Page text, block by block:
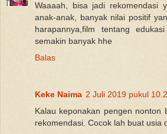
Waaaah, bisa jadi rekomendasi
anak-anak, banyak nilai positif
harapannya,film tentang
semakin banyak hhe
Balas
Keke Naima 2 Juli 2019 pukul
Kalau keponakan pengen nonton
rekomendasi. Cocok lah buat usia